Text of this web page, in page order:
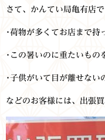
さて、かんてい局亀有店で
･荷物が多くてお店まで持
･この暑いのに重たいもの
･子供がいて目が離せない
などのお客様には、出張